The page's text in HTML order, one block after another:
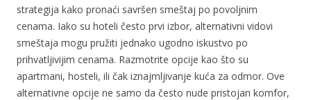
strategija kako pronaći savršen smeštaj po povoljnim
cenama. Iako su hoteli često prvi izbor, alternativni vidovi
smeštaja mogu pružiti jednako ugodno iskustvo po
prihvatljivijim cenama. Razmotrite opcije kao što su
apartmani, hosteli, ili čak iznajmljivanje kuća za odmor. Ove
alternativne opcije ne samo da često nude pristojan komfor,